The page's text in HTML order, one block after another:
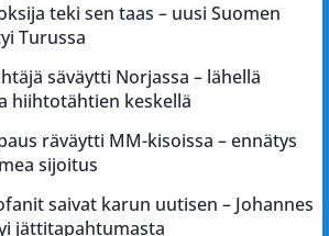
teki sen taas – uusi Suomen
Turussa
säväytti Norjassa – lähellä
hiihtotähtien keskellä
räväytti MM-kisoissa – ennätys
sijoitus
saivat karun uutisen – Johannes
jättitapahtumasta